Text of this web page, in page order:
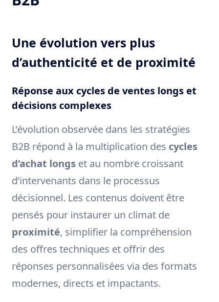
Une évolution vers plus
d’authenticité et de proximité
Réponse aux cycles de ventes longs et
décisions complexes
L’évolution observée dans les stratégies
B2B répond à la multiplication des cycles
d’achat longs et au nombre croissant
d’intervenants dans le processus
décisionnel. Les contenus doivent être
pensés pour instaurer un climat de
proximité, simplifier la compréhension
des offres techniques et offrir des
réponses personnalisées via des formats
modernes, directs et impactants.